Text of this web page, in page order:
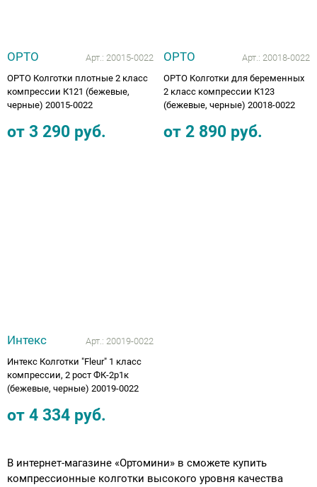
ОРТО Арт.: 20015-0022
ОРТО Колготки плотные 2 класс
компрессии К121 (бежевые,
черные) 20015-0022
от 3 290 руб.
ОРТО Арт.: 20018-0022
ОРТО Колготки для беременных
2 класс компрессии К123
(бежевые, черные) 20018-0022
от 2 890 руб.
Интекс Арт.: 20019-0022
Интекс Колготки "Fleur" 1 класс
компрессии, 2 рост ФК-2р1к
(бежевые, черные) 20019-0022
от 4 334 руб.
В интернет-магазине «Ортомини» в сможете купить
компрессионные колготки высокого уровня качества